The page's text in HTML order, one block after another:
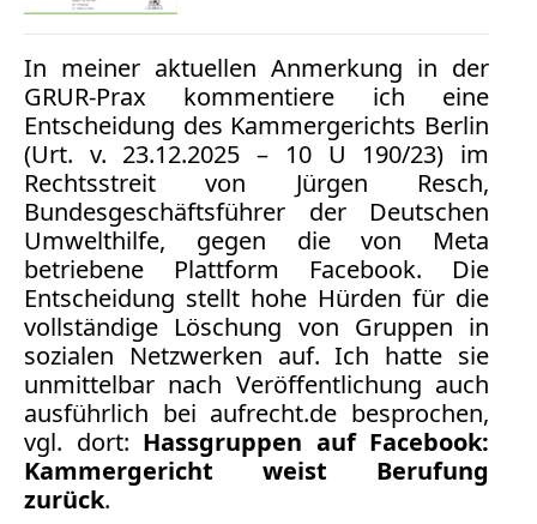
In meiner aktuellen Anmerkung in der
GRUR-Prax kommentiere ich eine
Entscheidung des Kammergerichts Berlin
(Urt. v. 23.12.2025 – 10 U 190/23) im
Rechtsstreit von Jürgen Resch,
Bundesgeschäftsführer der Deutschen
Umwelthilfe, gegen die von Meta
betriebene Plattform Facebook. Die
Entscheidung stellt hohe Hürden für die
vollständige Löschung von Gruppen in
sozialen Netzwerken auf. Ich hatte sie
unmittelbar nach Veröffentlichung auch
ausführlich bei aufrecht.de besprochen,
vgl. dort: Hassgruppen auf Facebook:
Kammergericht weist Berufung
zurück.
Medienauftritte 2018
Medienauftritte 2017
Medienauftritte 2016
Medienauftritte 2015
Medienauftritte 2014
Medienauftritte 2013
Medienauftritte 2012
Medienauftritte 2011
Medienauftritte 2010